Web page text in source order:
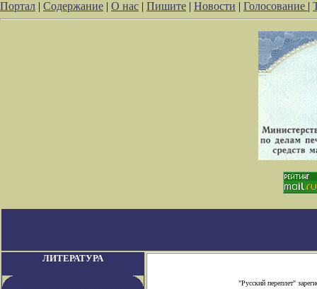
Портал | Содержание | О нас | Пишите | Новости | Голосование |
ЛИТЕРАТУРА
"Русский переплет"